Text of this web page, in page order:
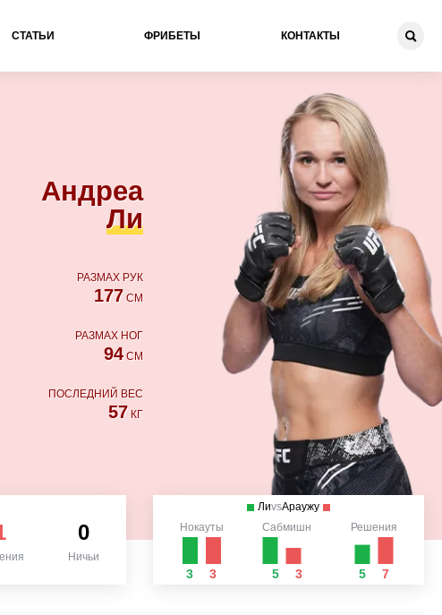
СТАТЬИ ФРИБЕТЫ КОНТАКТЫ
Андреа
Ли
РАЗМАХ РУК
177 СМ
РАЗМАХ НОГ
94СМ
ПОСЛЕДНИЙ ВЕС
57 КГ
0
Ничьи
ЛиvsАраужу
Нокауты
3 3
Сабмишн
5 3
Решения
5 7